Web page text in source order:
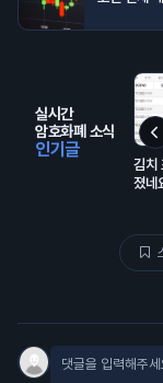
실시간
암호화폐 소식
인기글
김치
졌네